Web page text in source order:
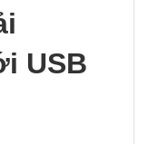
USB